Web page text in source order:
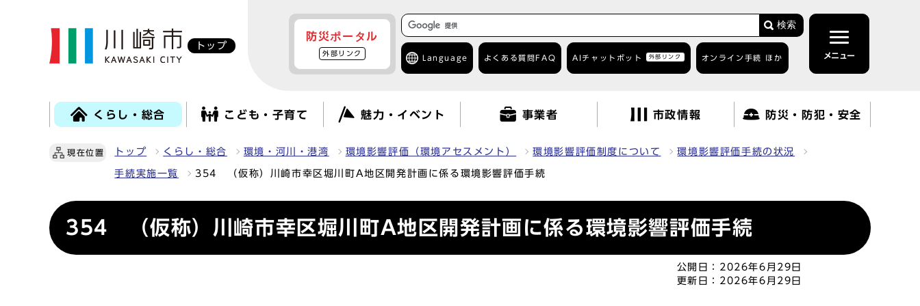
トップ
防災ポータル
外部リンク
検索
Language よくある質問 FAQ AIチャットボット 外部リンク オンライン手続 ほか メニュー
くらし・総合 こども・子育て 魅力・イベント 事業者 市政情報 防災・防犯・安全
現在位置 トップ くらし・総合 環境・河川・港湾 環境影響評価（環境アセスメント） 環境影響評価制度について 環境影響評価手続の状況
手続実施一覧 354 （仮称）川崎市幸区堀川町A地区開発計画に係る環境影響評価手続
354 （仮称）川崎市幸区堀川町A地区開発計画に係る環境影響評価手続
公開日： 2026年6月29日
更新日： 2026年6月29日